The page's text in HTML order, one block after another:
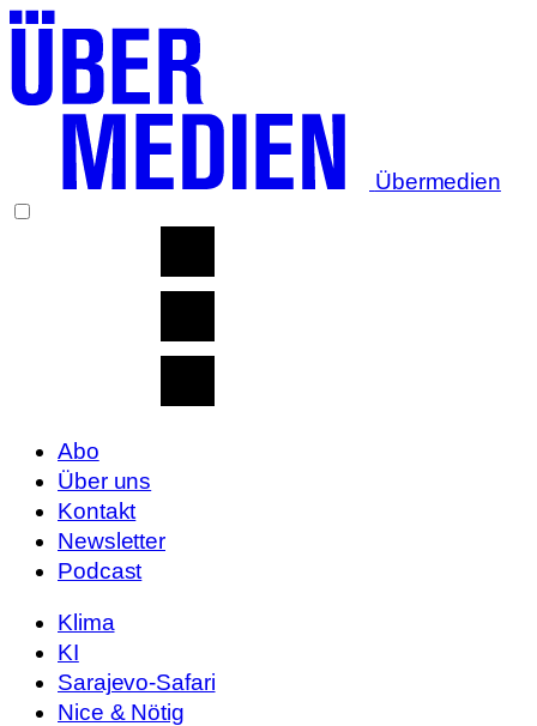
Übermedien
Abo
Über uns
Kontakt
Newsletter
Podcast
Klima
KI
Sarajevo-Safari
Nice & Nötig